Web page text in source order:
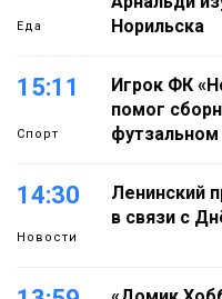
Еда
Норильска
15:11
Спорт
Игрок ФК
помог
футзальном
14:30
Новости
Ленинский
в связи с